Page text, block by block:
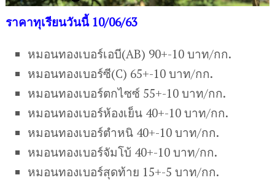
ราคาทุเรียนวันนี้ 10/06/63
หมอนทองเบอร์เอบี(AB) 90+-10 บาท/กก.
หมอนทองเบอร์ซี(C) 65+-10 บาท/กก.
หมอนทองเบอร์ตกไซซ์ 55+-10 บาท/กก.
หมอนทองเบอร์ห้องเย็น 40+-10 บาท/กก.
หมอนทองเบอร์ตำหนิ 40+-10 บาท/กก.
หมอนทองเบอร์จัมโบ้ 40+-10 บาท/กก.
หมอนทองเบอร์สุดท้าย 15+-5 บาท/กก.